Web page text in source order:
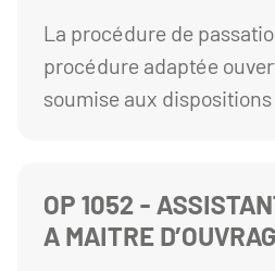
Menuiserie
La procédure de
procédure adaptée
soumise aux
OP 1052 -
A MAITRE